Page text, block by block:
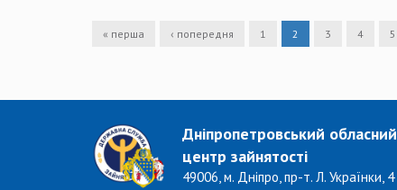
« перша ‹ попередня 1 2 3 4 5
Дніпропетровський обласний
центр зайнятості
49006, м. Дніпро, пр-т. Л. Українки, 4